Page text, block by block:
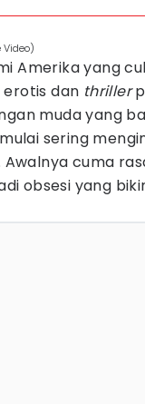
Amerika yang
dan thriller
muda yang
sering
cuma
obsesi yang